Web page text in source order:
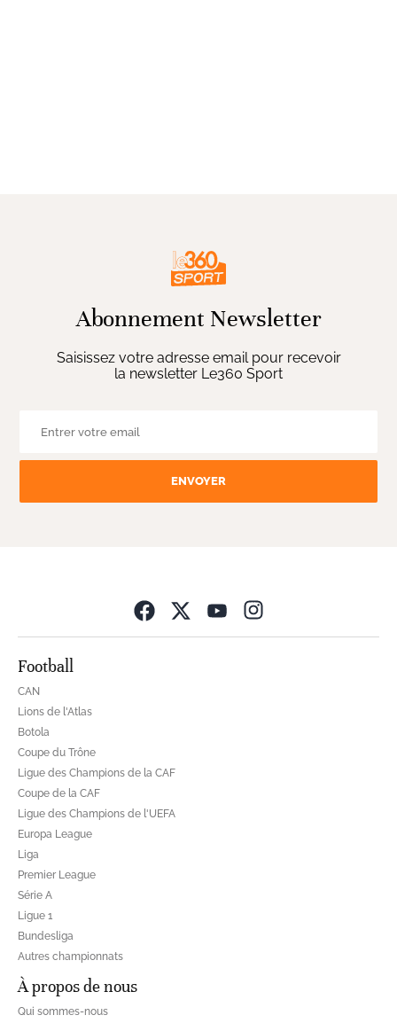
Abonnement Newsletter
Saisissez votre adresse email pour recevoir
la newsletter Le360 Sport
ENVOYER
Football
CAN
Lions de l'Atlas
Botola
Coupe du Trône
Ligue des Champions de la CAF
Coupe de la CAF
Ligue des Champions de l'UEFA
Europa League
Liga
Premier League
Série A
Ligue 1
Bundesliga
Autres championnats
À propos de nous
Qui sommes-nous